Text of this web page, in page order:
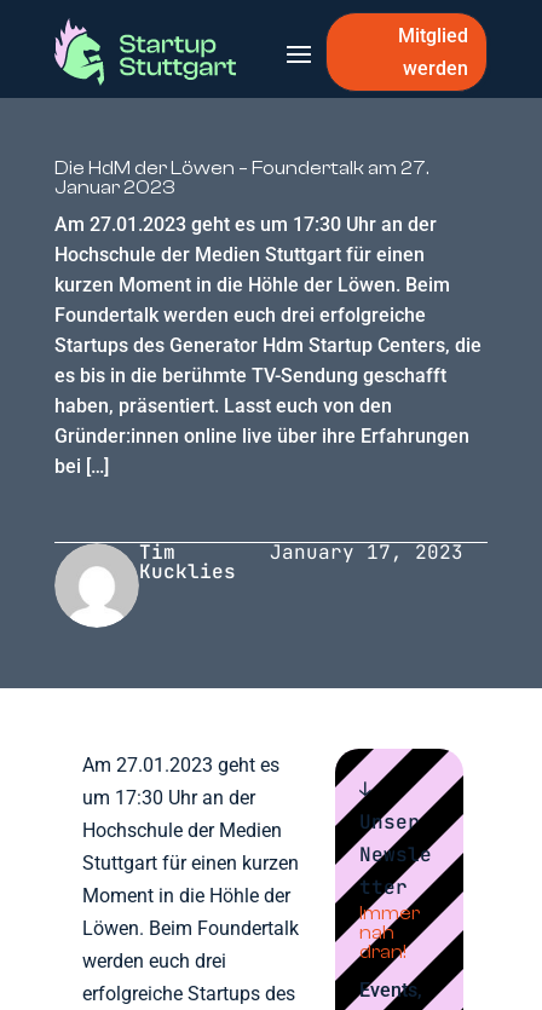
Mitglied
werden
Die HdM der Löwen – Foundertalk am 27.
Januar 2023
Am 27.01.2023 geht es um 17:30 Uhr an der
Hochschule der Medien Stuttgart für einen
kurzen Moment in die Höhle der Löwen. Beim
Foundertalk werden euch drei erfolgreiche
Startups des Generator Hdm Startup Centers, die
es bis in die berühmte TV-Sendung geschafft
haben, präsentiert. Lasst euch von den
Gründer:innen online live über ihre Erfahrungen
bei […]
Tim
Kucklies
January 17, 2023
Am 27.01.2023 geht es
um 17:30 Uhr an der
Hochschule der Medien
Stuttgart für einen kurzen
Moment in die Höhle der
Löwen. Beim Foundertalk
werden euch drei
erfolgreiche Startups des
↓
Unser
Newsle
tter
Immer
nah
dran!
Events,